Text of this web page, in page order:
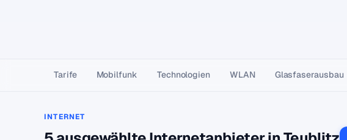
Tarife Mobilfunk Technologien WLAN Glasfaser­ausbau
INTERNET